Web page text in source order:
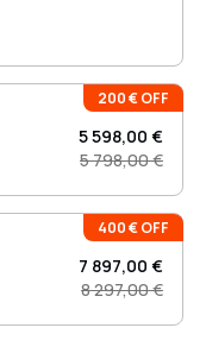
200 € OFF
5 598,00 €
5 798,00 €
400 € OFF
7 897,00 €
8 297,00 €